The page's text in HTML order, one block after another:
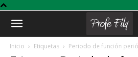
Profe
Inicio Etiquetas Periodo de función